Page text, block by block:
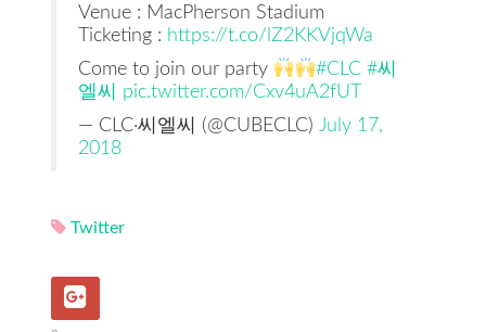
Venue : MacPherson Stadium
Ticketing : https://t.co/lZ2KKVjqWa
Come to join our party
#CLC #씨
엘씨
pic.twitter.com/Cxv4uA2fUT
— CLC·씨엘씨 (@CUBECLC) July 17,
2018
Twitter